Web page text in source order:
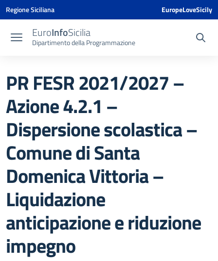
Vai ai contenuti
Vai al menu di navigazione
Vai al footer
Vai al banner delle Cookie Policy
Regione Siciliana EuropeLoveSicily
EuroInfoSicilia
Dipartimento della Programmazione
PR FESR 2021/2027 –
Azione 4.2.1 –
Dispersione scolastica –
Comune di Santa
Domenica Vittoria –
Liquidazione
anticipazione e riduzione
impegno